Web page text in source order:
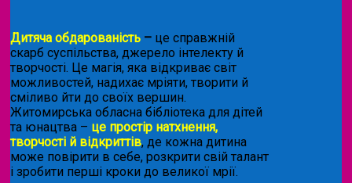
Дитяча обдарованість – це справжній
скарб суспільства, джерело інтелекту й
творчості. Це магія, яка відкриває світ
можливостей, надихає мріяти, творити й
сміливо йти до своїх вершин.
Житомирська обласна бібліотека для дітей
та юнацтва – це простір натхнення,
творчості й відкриттів, де кожна дитина
може повірити в себе, розкрити свій талант
і зробити перші кроки до великої мрії.